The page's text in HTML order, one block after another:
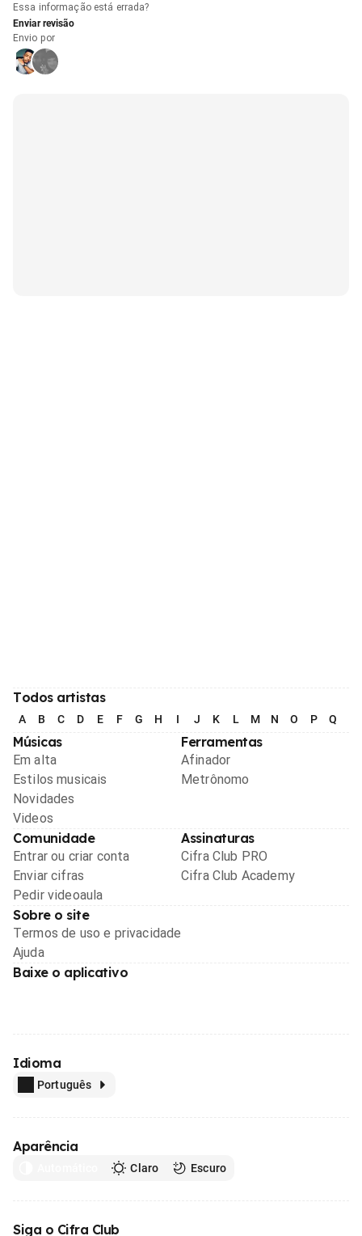
Essa informação está errada?
Enviar revisão
Envio por
Todos artistas
A B C D E F G H I J K L M N O P Q
Músicas
Em alta
Estilos musicais
Novidades
Videos
Ferramentas
Afinador
Metrônomo
Comunidade
Entrar ou criar conta
Enviar cifras
Pedir videoaula
Assinaturas
Cifra Club PRO
Cifra Club Academy
Sobre o site
Termos de uso e privacidade
Ajuda
Baixe o aplicativo
Idioma
Português
Aparência
Claro Escuro
Siga o Cifra Club